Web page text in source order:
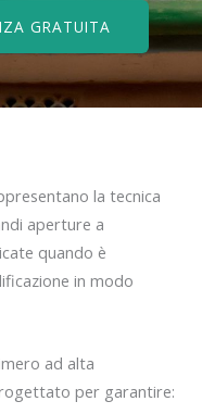
GRATUITA
la tecnica
aperture a
quando è
in modo
ad alta
per garantire: